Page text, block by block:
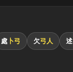
處 卜弓 欠弓人 述